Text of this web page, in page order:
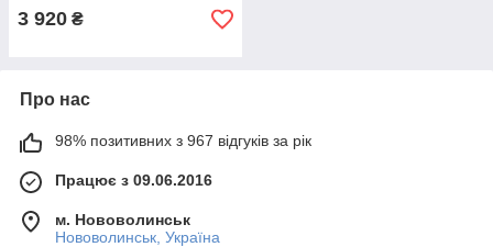
3 920 ₴
Про нас
98% позитивних з 967 відгуків за рік
Працює з 09.06.2016
м. Нововолинськ
Нововолинськ, Україна